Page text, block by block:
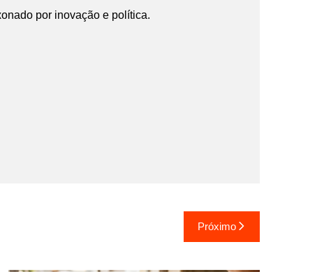
por inovação e política.
Próximo